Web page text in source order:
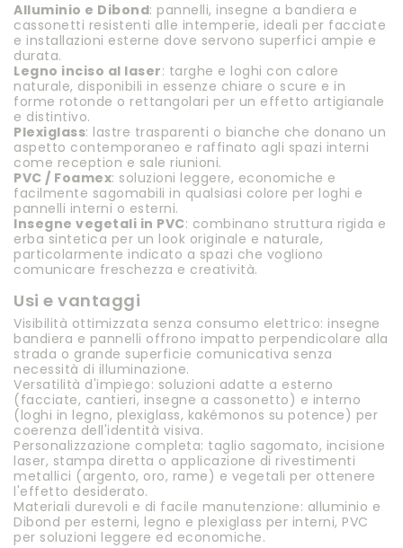
Alluminio e Dibond: pannelli, insegne a bandiera e
cassonetti resistenti alle intemperie, ideali per facciate
e installazioni esterne dove servono superfici ampie e
durata.
Legno inciso al laser: targhe e loghi con calore
naturale, disponibili in essenze chiare o scure e in
forme rotonde o rettangolari per un effetto artigianale
e distintivo.
Plexiglass: lastre trasparenti o bianche che donano un
aspetto contemporaneo e raffinato agli spazi interni
come reception e sale riunioni.
PVC / Foamex: soluzioni leggere, economiche e
facilmente sagomabili in qualsiasi colore per loghi e
pannelli interni o esterni.
Insegne vegetali in PVC: combinano struttura rigida e
erba sintetica per un look originale e naturale,
particolarmente indicato a spazi che vogliono
comunicare freschezza e creatività.
Usi e vantaggi
Visibilità ottimizzata senza consumo elettrico: insegne
bandiera e pannelli offrono impatto perpendicolare alla
strada o grande superficie comunicativa senza
necessità di illuminazione.
Versatilità d'impiego: soluzioni adatte a esterno
(facciate, cantieri, insegne a cassonetto) e interno
(loghi in legno, plexiglass, kakémonos su potence) per
coerenza dell'identità visiva.
Personalizzazione completa: taglio sagomato, incisione
laser, stampa diretta o applicazione di rivestimenti
metallici (argento, oro, rame) e vegetali per ottenere
l'effetto desiderato.
Materiali durevoli e di facile manutenzione: alluminio e
Dibond per esterni, legno e plexiglass per interni, PVC
per soluzioni leggere ed economiche.